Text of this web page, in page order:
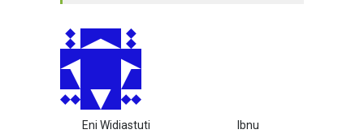
Eni Widiastuti Ibnu